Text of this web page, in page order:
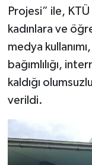
Projesi” ile,
kadınlara ve
medya
bağımlılığı,
kaldığı
verildi.